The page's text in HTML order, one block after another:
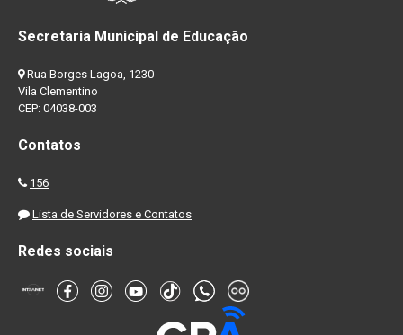
Secretaria Municipal de Educação
Rua Borges Lagoa, 1230
Vila Clementino
CEP: 04038-003
Contatos
156
Lista de Servidores e Contatos
Redes sociais